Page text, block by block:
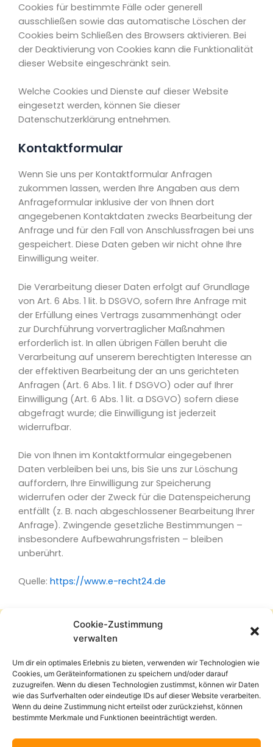
Cookie-Zustimmung
verwalten
Um dir ein optimales Erlebnis zu bieten, verwenden wir Technologien wie
Cookies, um Geräteinformationen zu speichern und/oder darauf
zuzugreifen. Wenn du diesen Technologien zustimmst, können wir Daten
wie das Surfverhalten oder eindeutige IDs auf dieser Website verarbeiten.
Wenn du deine Zustimmung nicht erteilst oder zurückziehst, können
bestimmte Merkmale und Funktionen beeinträchtigt werden.
Cookies für bestimmte Fälle oder generell
ausschließen sowie das automatische Löschen der
Cookies beim Schließen des Browsers aktivieren. Bei
der Deaktivierung von Cookies kann die Funktionalität
dieser Website eingeschränkt sein.
Welche Cookies und Dienste auf dieser Website
eingesetzt werden, können Sie dieser
Datenschutzerklärung entnehmen.
Kontaktformular
Wenn Sie uns per Kontaktformular Anfragen
zukommen lassen, werden Ihre Angaben aus dem
Anfrageformular inklusive der von Ihnen dort
angegebenen Kontaktdaten zwecks Bearbeitung der
Anfrage und für den Fall von Anschlussfragen bei uns
gespeichert. Diese Daten geben wir nicht ohne Ihre
Einwilligung weiter.
Die Verarbeitung dieser Daten erfolgt auf Grundlage
von Art. 6 Abs. 1 lit. b DSGVO, sofern Ihre Anfrage mit
der Erfüllung eines Vertrags zusammenhängt oder
zur Durchführung vorvertraglicher Maßnahmen
erforderlich ist. In allen übrigen Fällen beruht die
Verarbeitung auf unserem berechtigten Interesse an
der effektiven Bearbeitung der an uns gerichteten
Anfragen (Art. 6 Abs. 1 lit. f DSGVO) oder auf Ihrer
Einwilligung (Art. 6 Abs. 1 lit. a DSGVO) sofern diese
abgefragt wurde; die Einwilligung ist jederzeit
widerrufbar.
Die von Ihnen im Kontaktformular eingegebenen
Daten verbleiben bei uns, bis Sie uns zur Löschung
auffordern, Ihre Einwilligung zur Speicherung
widerrufen oder der Zweck für die Datenspeicherung
entfällt (z. B. nach abgeschlossener Bearbeitung Ihrer
Anfrage). Zwingende gesetzliche Bestimmungen –
insbesondere Aufbewahrungsfristen – bleiben
unberührt.
Quelle: https://www.e-recht24.de
Kontakt
hallo@silkepliefke.com
0163-2604693
Silke Pliefke Mentalcoaching & Neuroathletik